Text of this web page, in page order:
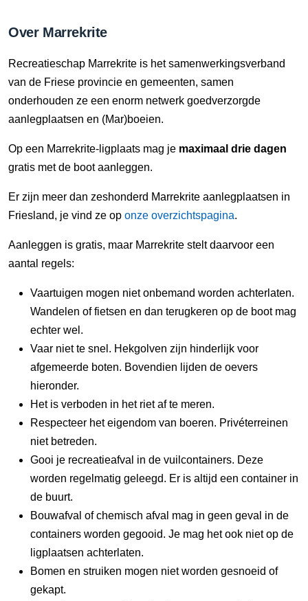
Over Marrekrite
Recreatieschap Marrekrite is het samenwerkingsverband
van de Friese provincie en gemeenten, samen
onderhouden ze een enorm netwerk goedverzorgde
aanlegplaatsen en (Mar)boeien.
Op een Marrekrite-ligplaats mag je maximaal drie dagen
gratis met de boot aanleggen.
Er zijn meer dan zeshonderd Marrekrite aanlegplaatsen in
Friesland, je vind ze op onze overzichtspagina.
Aanleggen is gratis, maar Marrekrite stelt daarvoor een
aantal regels:
Vaartuigen mogen niet onbemand worden achterlaten.
Wandelen of fietsen en dan terugkeren op de boot mag
echter wel.
Vaar niet te snel. Hekgolven zijn hinderlijk voor
afgemeerde boten. Bovendien lijden de oevers
hieronder.
Het is verboden in het riet af te meren.
Respecteer het eigendom van boeren. Privéterreinen
niet betreden.
Gooi je recreatieafval in de vuilcontainers. Deze
worden regelmatig geleegd. Er is altijd een container in
de buurt.
Bouwafval of chemisch afval mag in geen geval in de
containers worden gegooid. Je mag het ook niet op de
ligplaatsen achterlaten.
Bomen en struiken mogen niet worden gesnoeid of
gekapt.